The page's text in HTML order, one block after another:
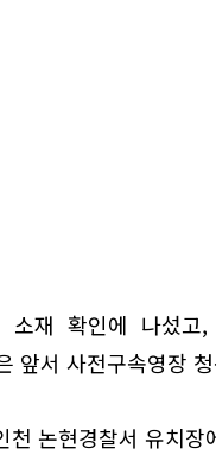
재 확인에 나섰고
앞서 사전구속영장
천 논현경찰서 유치장